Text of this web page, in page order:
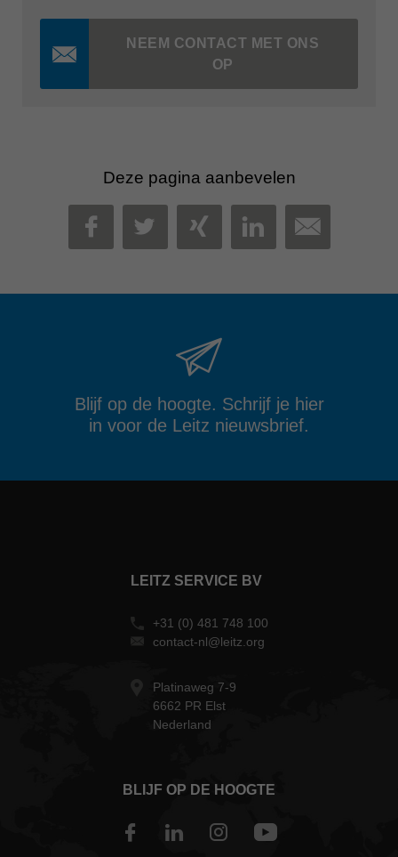
NEEM CONTACT MET ONS
OP
Deze pagina aanbevelen
FACEBOOK
TWITTER
XINGLINKEDIN
MAIL
Blijf op de hoogte. Schrijf je hier
in voor de Leitz nieuwsbrief.
LEITZ SERVICE BV
+31 (0) 481 748 100
contact-nl@leitz.org
Platinaweg 7-9
6662 PR Elst
Nederland
BLIJF OP DE HOOGTE